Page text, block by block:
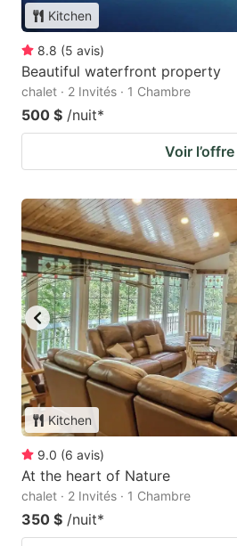
Kitchen
8.8 (5 avis)
Beautiful waterfront property
chalet · 2 Invités · 1 Chambre
500 $ /nuit*
Voir l’offre
Kitchen
9.0 (6 avis)
At the heart of Nature
chalet · 2 Invités · 1 Chambre
350 $ /nuit*